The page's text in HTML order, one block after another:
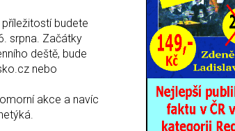
budete
srpna. Začátky
deště, bude
nebo
akce a navíc